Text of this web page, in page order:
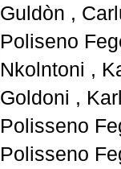
Guldòn ,
Poliseno
Nkolntoni ,
Goldoni ,
Polisseno
Polisseno